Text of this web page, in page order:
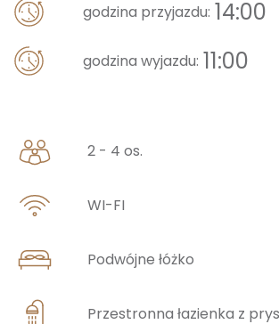
godzina przyjazdu: 14:00
godzina wyjazdu: 11:00
2 - 4 os.
WI-FI
Podwójne łóżko
Przestronna łazienka z